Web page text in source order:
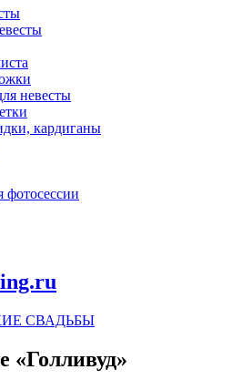
невесты
кардиганы
фотосессии
СВАДЬБЫ
«Голливуд»